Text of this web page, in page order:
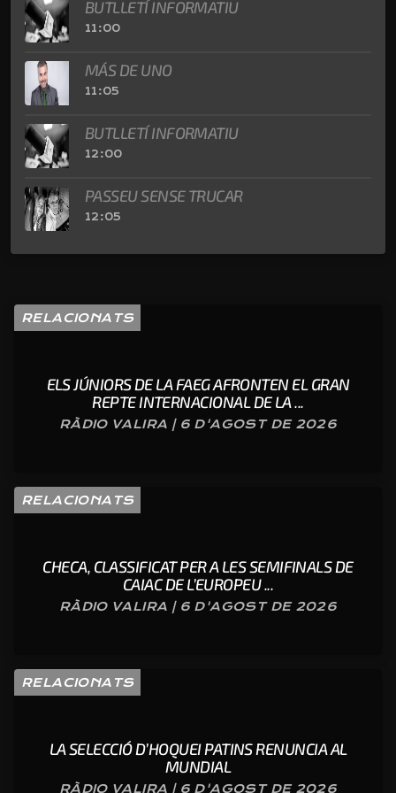
BUTLLETÍ INFORMATIU
11:00
MÁS DE UNO
11:05
BUTLLETÍ INFORMATIU
12:00
PASSEU SENSE TRUCAR
12:05
RELACIONATS
ELS JÚNIORS DE LA FAEG AFRONTEN EL GRAN
REPTE INTERNACIONAL DE LA ...
RÀDIO VALIRA | 6 D'AGOST DE 2026
RELACIONATS
CHECA, CLASSIFICAT PER A LES SEMIFINALS DE
CAIAC DE L’EUROPEU ...
RÀDIO VALIRA | 6 D'AGOST DE 2026
RELACIONATS
LA SELECCIÓ D’HOQUEI PATINS RENUNCIA AL
MUNDIAL
RÀDIO VALIRA | 6 D'AGOST DE 2026